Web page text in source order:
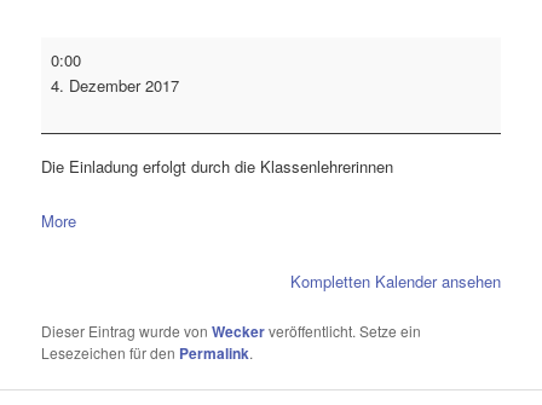
0:00
4. Dezember 2017
Die Einladung erfolgt durch die Klassenlehrerinnen
More
Kompletten Kalender ansehen
Dieser Eintrag wurde vonWeckerveröffentlicht. Setze ein
Lesezeichen für den Permalink.